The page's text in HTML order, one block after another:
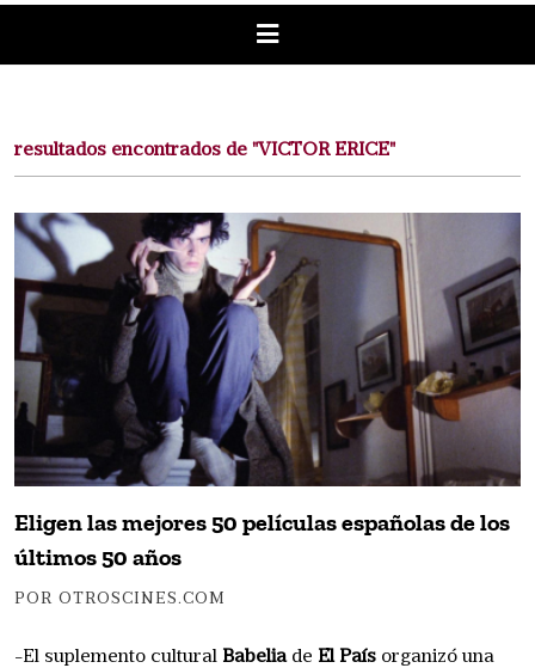
resultados encontrados de "VICTOR ERICE"
Eligen las mejores 50 películas españolas de los
últimos 50 años
POR OTROSCINES.COM
-El suplemento cultural Babeliade El País organizó una